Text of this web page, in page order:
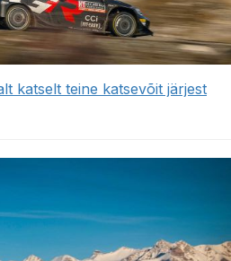
katselt teine katsevõit järjest